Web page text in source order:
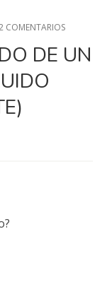
COMENTARIOSEN
–
RUIDO
DE UN